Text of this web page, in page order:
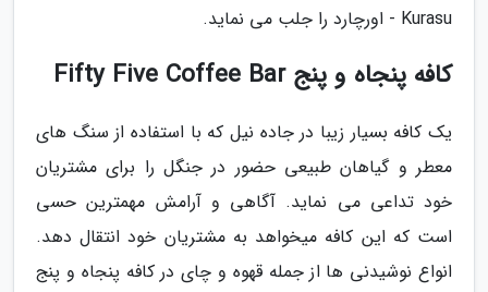
Kurasu - اورچارد را جلب می نماید.
کافه پنجاه و پنج Fifty Five Coffee Bar
یک کافه بسیار زیبا در جاده نیل که با استفاده از سنگ های
معطر و گیاهان طبیعی حضور در جنگل را برای مشتریان
خود تداعی می نماید. آگاهی و آرامش مهمترین حسی
است که این کافه میخواهد به مشتریان خود انتقال دهد.
انواع نوشیدنی ها از جمله قهوه و چای در کافه پنجاه و پنج